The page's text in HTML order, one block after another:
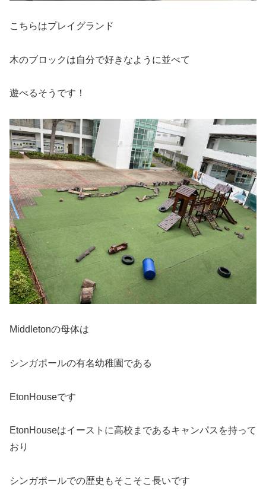
こちらはプレイグランド
木のブロックは自分で好きなように並べて
遊べるそうです！
Middletonの母体は
シンガポールの有名幼稚園である
EtonHouseです
EtonHouseはイーストに高校まであるキャンパスを持って
おり
シンガポールでの歴史もそこそこ長いです